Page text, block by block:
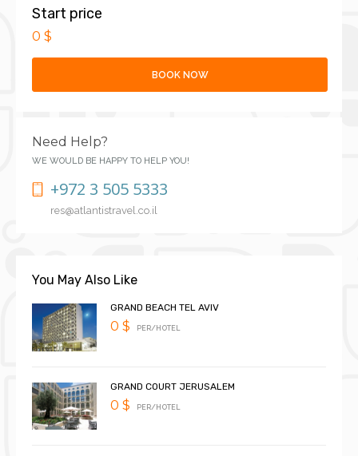
Start price
0 $
BOOK NOW
Need Help?
WE WOULD BE HAPPY TO HELP YOU!
+972 3 505 5333
res@atlantistravel.co.il
You May Also Like
GRAND BEACH TEL AVIV
0 $ PER/HOTEL
GRAND COURT JERUSALEM
0 $ PER/HOTEL